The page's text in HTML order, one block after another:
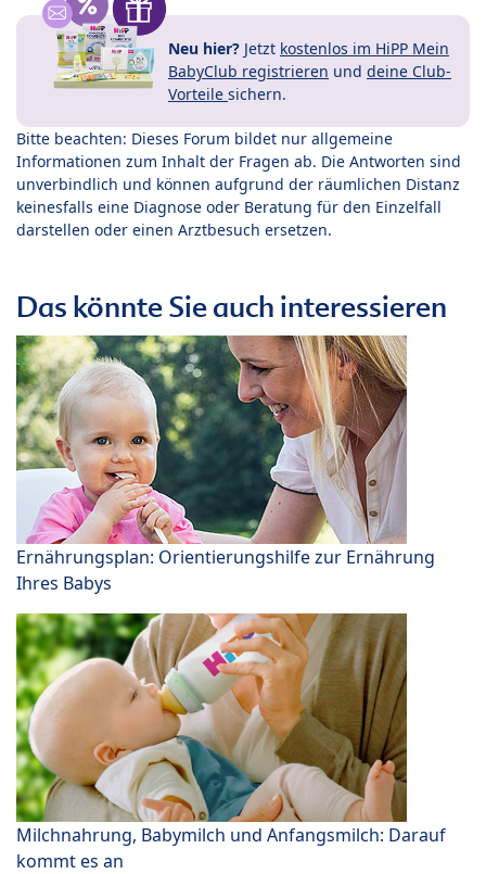
Neu hier? Jetzt kostenlos im HiPP Mein
BabyClub registrieren und deine Club-
Vorteile sichern.
Bitte beachten: Dieses Forum bildet nur allgemeine
Informationen zum Inhalt der Fragen ab. Die Antworten sind
unverbindlich und können aufgrund der räumlichen Distanz
keinesfalls eine Diagnose oder Beratung für den Einzelfall
darstellen oder einen Arztbesuch ersetzen.
Das könnte Sie auch interessieren
Ernährungsplan: Orientierungshilfe zur Ernährung
Ihres Babys
Milchnahrung, Babymilch und Anfangsmilch: Darauf
kommt es an